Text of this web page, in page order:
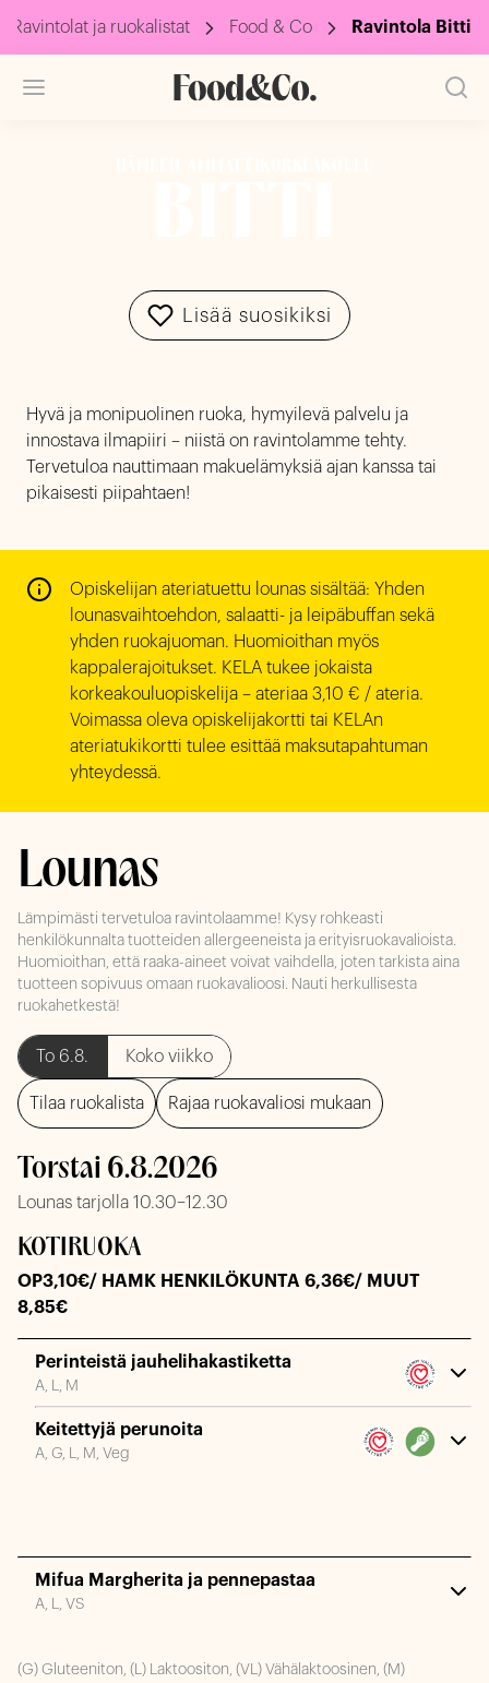
Ravintolat ja ruokalistat Food & Co Ravintola Bitti
Lisää suosikiksi
Hyvä ja monipuolinen ruoka, hymyilevä palvelu ja
innostava ilmapiiri – niistä on ravintolamme tehty.
Tervetuloa nauttimaan makuelämyksiä ajan kanssa tai
pikaisesti piipahtaen!
Opiskelijan ateriatuettu lounas sisältää: Yhden
lounasvaihtoehdon, salaatti- ja leipäbuffan sekä
yhden ruokajuoman. Huomioithan myös
kappalerajoitukset. KELA tukee jokaista
korkeakouluopiskelija – ateriaa 3,10 € / ateria.
Voimassa oleva opiskelijakortti tai KELAn
ateriatukikortti tulee esittää maksutapahtuman
yhteydessä.
Lounas
Lämpimästi tervetuloa ravintolaamme! Kysy rohkeasti
henkilökunnalta tuotteiden allergeeneista ja erityisruokavalioista.
Huomioithan, että raaka-aineet voivat vaihdella, joten tarkista aina
tuotteen sopivuus omaan ruokavalioosi. Nauti herkullisesta
ruokahetkestä!
To 6.8. Koko viikko
Tilaa ruokalista Rajaa ruokavaliosi mukaan
Torstai 6.8.2026
Lounas tarjolla 10.30–12.30
KOTIRUOKA
OP3,10€/ HAMK HENKILÖKUNTA 6,36€/ MUUT
8,85€
Perinteistä jauhelihakastiketta
A, L, M
Keitettyjä perunoita
A, G, L, M, Veg
Mifua Margherita ja pennepastaa
A, L, VS
(G) Gluteeniton, (L) Laktoositon, (VL) Vähälaktoosinen, (M)